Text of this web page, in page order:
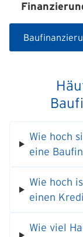
Wie hoch
eine
Wie hoch
einen
Wie viel